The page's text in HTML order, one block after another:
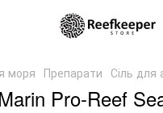
моря Препарати Сіль для
Pro-Reef